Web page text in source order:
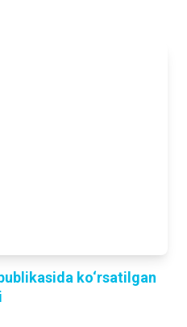
ko‘rsatilgan